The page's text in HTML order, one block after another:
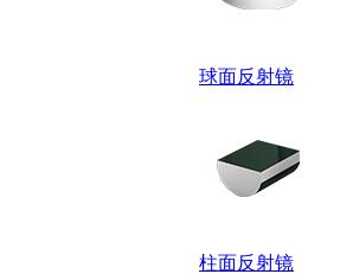
球面反射镜
柱面反射镜